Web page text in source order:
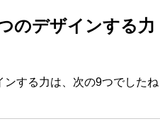
のデザインする力
ンする力は、次の9つでした